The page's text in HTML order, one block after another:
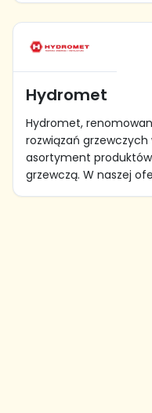
Hydromet
Hydromet,
rozwiązań
asortyment
grzewczą. W naszej